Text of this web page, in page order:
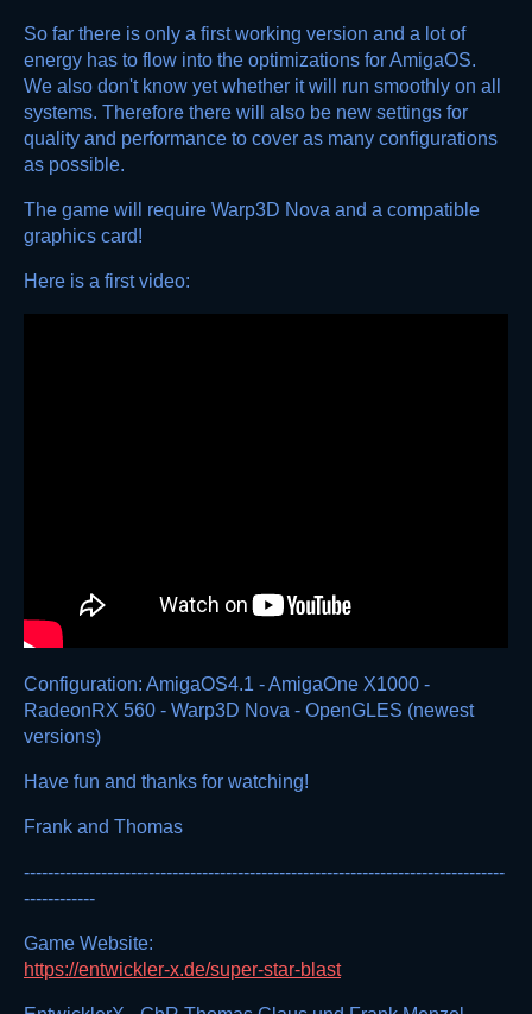
So far there is only a first working version and a lot of
energy has to flow into the optimizations for AmigaOS.
We also don't know yet whether it will run smoothly on all
systems. Therefore there will also be new settings for
quality and performance to cover as many configurations
as possible.
The game will require Warp3D Nova and a compatible
graphics card!
Here is a first video:
Configuration: AmigaOS4.1 - AmigaOne X1000 -
RadeonRX 560 - Warp3D Nova - OpenGLES (newest
versions)
Have fun and thanks for watching!
Frank and Thomas
---------------------------------------------------------------------------------
------------
Game Website:
https://entwickler-x.de/super-star-blast